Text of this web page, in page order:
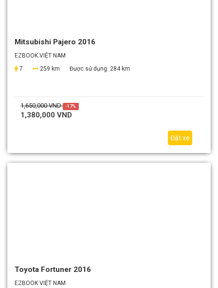
Mitsubishi Pajero 2016
EZBOOK VIỆT NAM
7
259 km Được sử dụng: 284 km
1,650,000 VND -17%
1,380,000 VND
Đặt xe
Toyota Fortuner 2016
EZBOOK VIỆT NAM